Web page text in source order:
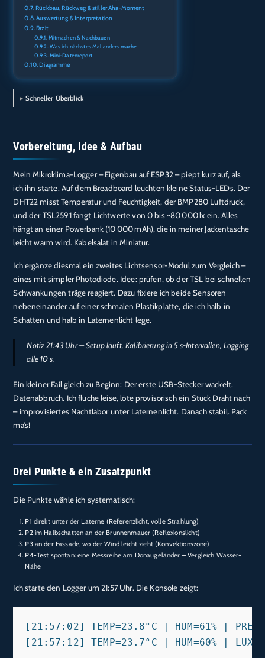
Rückbau, Rückweg & stiller Aha-Moment
Auswertung & Interpretation
Fazit
Mitmachen & Nachbauen
Was ich nächstes Mal anders mache
Mini-Datenreport
Diagramme
Schneller Überblick
Vorbereitung, Idee & Aufbau
Mein Mikroklima-Logger – Eigenbau auf ESP32 – piept kurz auf, als
ich ihn starte. Auf dem Breadboard leuchten kleine Status-LEDs. Der
DHT22 misst Temperatur und Feuchtigkeit, der BMP280 Luftdruck,
und der TSL2591 fängt Lichtwerte von 0 bis ~80 000 lx ein. Alles
hängt an einer Powerbank (10 000 mAh), die in meiner Jackentasche
leicht warm wird. Kabelsalat in Miniatur.
Ich ergänze diesmal ein zweites Lichtsensor-Modul zum Vergleich –
eines mit simpler Photodiode. Idee: prüfen, ob der TSL bei schnellen
Schwankungen träge reagiert. Dazu fixiere ich beide Sensoren
nebeneinander auf einer schmalen Plastikplatte, die ich halb in
Schatten und halb in Laternenlicht lege.
Notiz 21:43 Uhr – Setup läuft, Kalibrierung in 5 s-Intervallen, Logging
alle 10 s.
Ein kleiner Fail gleich zu Beginn: Der erste USB-Stecker wackelt.
Datenabbruch. Ich fluche leise, löte provisorisch ein Stück Draht nach
– improvisiertes Nachtlabor unter Laternenlicht. Danach stabil. Pack
ma’s!
Drei Punkte & ein Zusatzpunkt
Die Punkte wähle ich systematisch:
P1 direkt unter der Laterne (Referenzlicht, volle Strahlung)
P2im Halbschatten an der Brunnenmauer (Reflexionslicht)
P3an der Fassade, wo der Wind leicht zieht (Konvektionszone)
P4-Test spontan: eine Messreihe am Donaugeländer – Vergleich Wasser-
Nähe
Ich starte den Logger um 21:57 Uhr. Die Konsole zeigt:
[21:57:02] TEMP=23.8°C | HUM=61% |